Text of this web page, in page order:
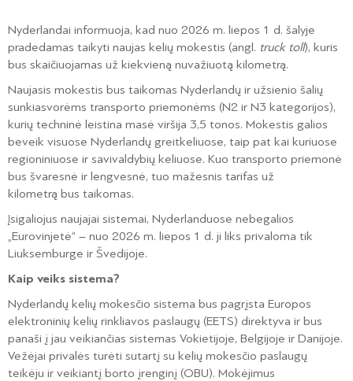
Nyderlandai informuoja, kad nuo 2026 m. liepos 1 d. šalyje
pradedamas taikyti naujas kelių mokestis (angl. truck toll), kuris
bus skaičiuojamas už kiekvieną nuvažiuotą kilometrą.
Naujasis mokestis bus taikomas Nyderlandų ir užsienio šalių
sunkiasvorėms transporto priemonėms (N2 ir N3 kategorijos),
kurių techninė leistina masė viršija 3,5 tonos. Mokestis galios
beveik visuose Nyderlandų greitkeliuose, taip pat kai kuriuose
regioniniuose ir savivaldybių keliuose. Kuo transporto priemonė
bus švaresnė ir lengvesnė, tuo mažesnis tarifas už
kilometrą bus taikomas.
Įsigaliojus naujajai sistemai, Nyderlanduose nebegalios
„Eurovinjetė“ – nuo 2026 m. liepos 1 d. ji liks privaloma tik
Liuksemburge ir Švedijoje.
Kaip veiks sistema?
Nyderlandų kelių mokesčio sistema bus pagrįsta Europos
elektroninių kelių rinkliavos paslaugų (EETS) direktyva ir bus
panaši į jau veikiančias sistemas Vokietijoje, Belgijoje ir Danijoje.
Vežėjai privalės turėti sutartį su kelių mokesčio paslaugų
teikėju ir veikiantį borto įrenginį (OBU). Mokėjimus